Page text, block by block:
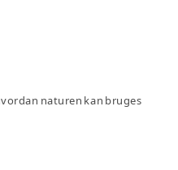
naturen kan bruges